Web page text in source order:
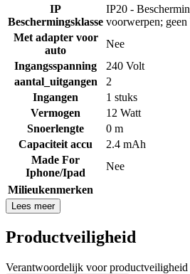
IP
Beschermingsklasse
IP20 -
voorwerpen;
Met adapter voor
auto
Nee
Ingangsspanning
240 Volt
aantal_uitgangen
2
Ingangen
1 stuks
Vermogen
12 Watt
Snoerlengte
0 m
Capaciteit accu
2.4 mAh
Made For
Iphone/Ipad
Nee
Milieukenmerken
Lees meer
Productveiligheid
Verantwoordelijk voor productveiligheid